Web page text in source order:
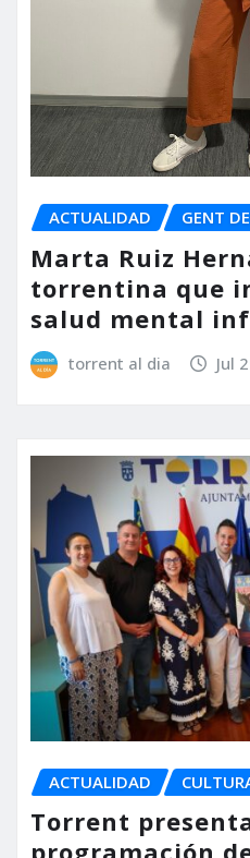
ACTUALIDAD GENT
Marta Ruiz
torrentina que
salud mental
torrent al dia Jul
ACTUALIDAD
Torrent